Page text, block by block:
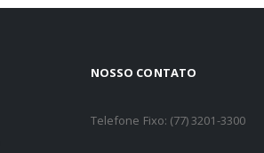
NOSSO CONTATO
Telefone Fixo: (77) 3201-3300